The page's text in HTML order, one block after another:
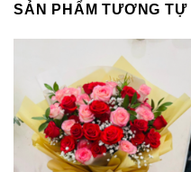
SẢN PHẨM TƯƠNG TỰ